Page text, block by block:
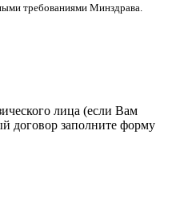
требованиями Минздрава.
лица (если Вам
договор заполните форму